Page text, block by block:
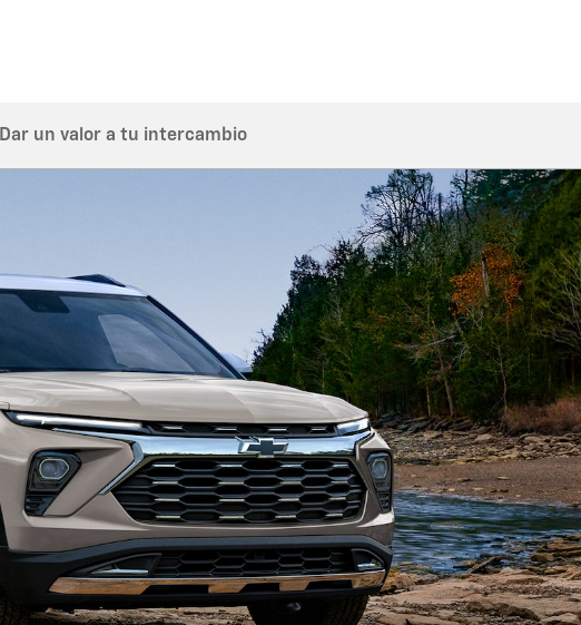
Dar un valor a tu intercambio